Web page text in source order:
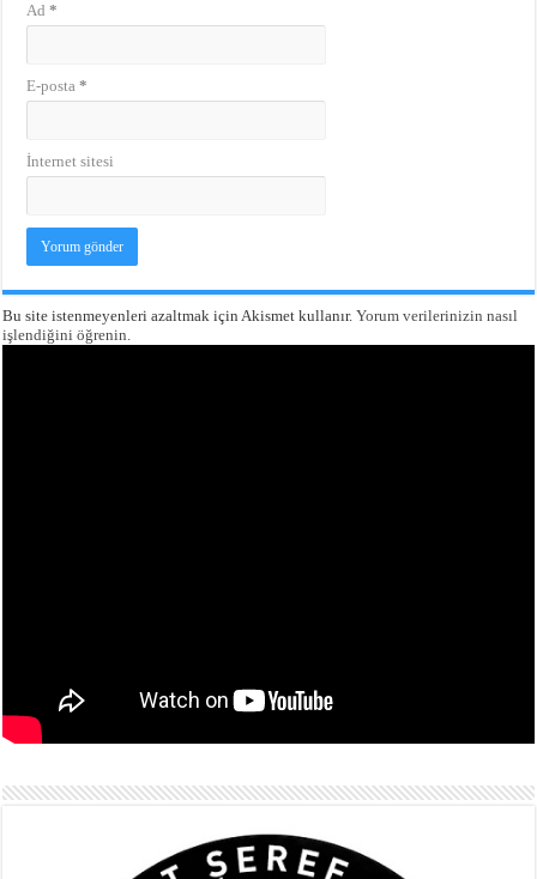
Ad*
E-posta*
İnternet sitesi
Bu site istenmeyenleri azaltmak için Akismet kullanır.Yorum verilerinizin nasıl
işlendiğini öğrenin.